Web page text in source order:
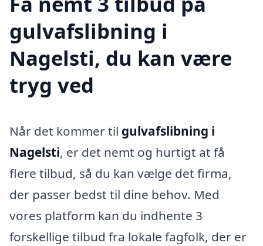
gulvafslibning i
Nagelsti, du kan være
tryg ved
Når det kommer til gulvafslibning i
Nagelsti, er det nemt og hurtigt at få
flere tilbud, så du kan vælge det firma,
der passer bedst til dine behov. Med
vores platform kan du indhente 3
forskellige tilbud fra lokale fagfolk, der er